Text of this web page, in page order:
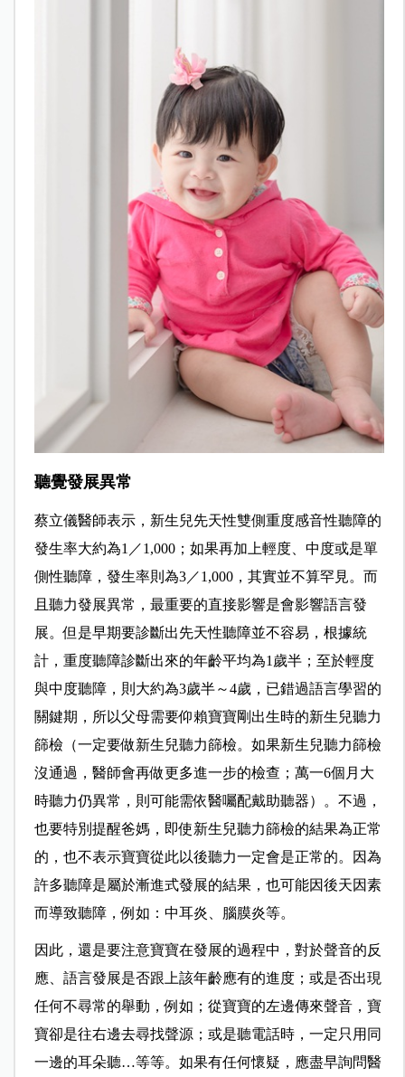
聽覺發展異常
蔡立儀醫師表示，新生兒先天性雙側重度感音性聽障的
發生率大約為1／1,000；如果再加上輕度、中度或是單
側性聽障，發生率則為3／1,000，其實並不算罕見。而
且聽力發展異常，最重要的直接影響是會影響語言發
展。但是早期要診斷出先天性聽障並不容易，根據統
計，重度聽障診斷出來的年齡平均為1歲半；至於輕度
與中度聽障，則大約為3歲半～4歲，已錯過語言學習的
關鍵期，所以父母需要仰賴寶寶剛出生時的新生兒聽力
篩檢（一定要做新生兒聽力篩檢。如果新生兒聽力篩檢
沒通過，醫師會再做更多進一步的檢查；萬一6個月大
時聽力仍異常，則可能需依醫囑配戴助聽器）。不過，
也要特別提醒爸媽，即使新生兒聽力篩檢的結果為正常
的，也不表示寶寶從此以後聽力一定會是正常的。因為
許多聽障是屬於漸進式發展的結果，也可能因後天因素
而導致聽障，例如：中耳炎、腦膜炎等。
因此，還是要注意寶寶在發展的過程中，對於聲音的反
應、語言發展是否跟上該年齡應有的進度；或是否出現
任何不尋常的舉動，例如；從寶寶的左邊傳來聲音，寶
寶卻是往右邊去尋找聲源；或是聽電話時，一定只用同
一邊的耳朵聽…等等。如果有任何懷疑，應盡早詢問醫